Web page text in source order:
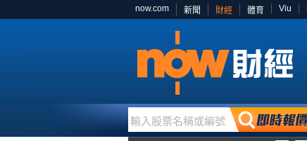
now.com 新聞 財經 體育 Viu
輸入股票名稱或編號